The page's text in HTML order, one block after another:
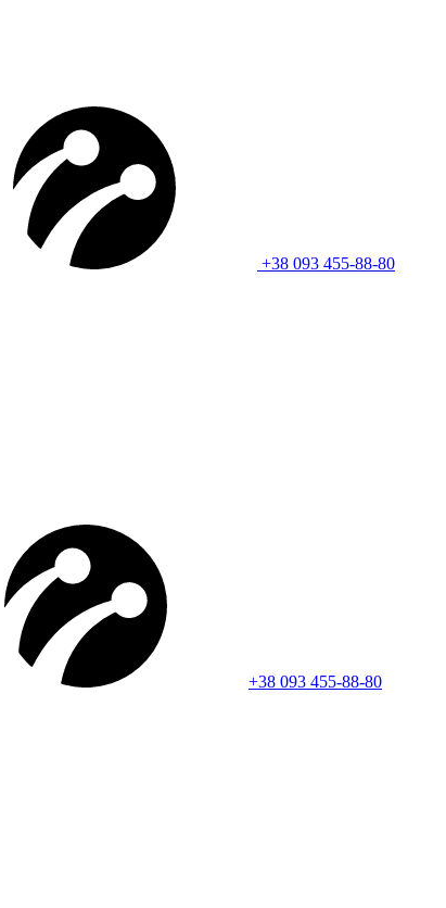
+38 093 455-88-80
+38 093 455-88-80